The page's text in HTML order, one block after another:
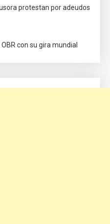
protestan por adeudos
con su gira mundial